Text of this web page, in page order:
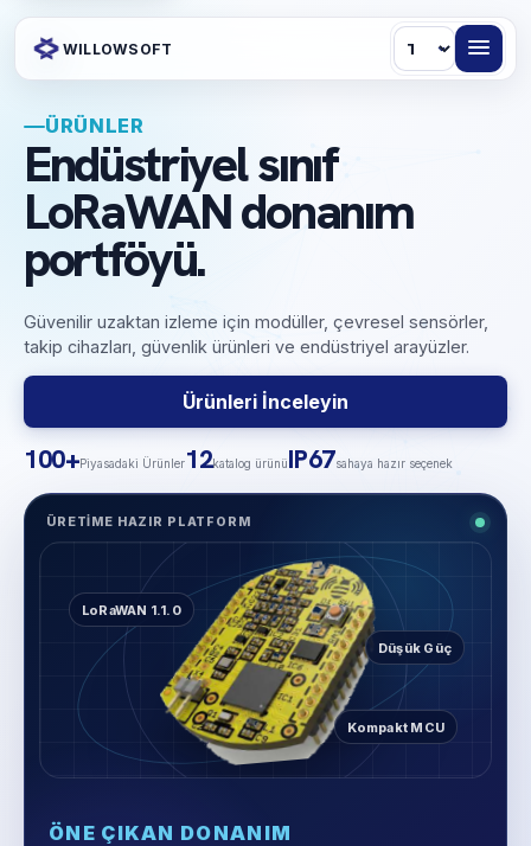
WILLOWSOFT Dil
ÜRÜNLER
Endüstriyel sınıf
LoRaWAN donanım
portföyü.
Güvenilir uzaktan izleme için modüller, çevresel sensörler,
takip cihazları, güvenlik ürünleri ve endüstriyel arayüzler.
Ürünleri İnceleyin
100+Piyasadaki Ürünler12katalog ürünüIP67sahaya hazır seçenek
ÜRETIME HAZIR PLATFORM
LoRaWAN 1.1.0
Düşük Güç
Kompakt MCU
ÖNE ÇIKAN DONANIM